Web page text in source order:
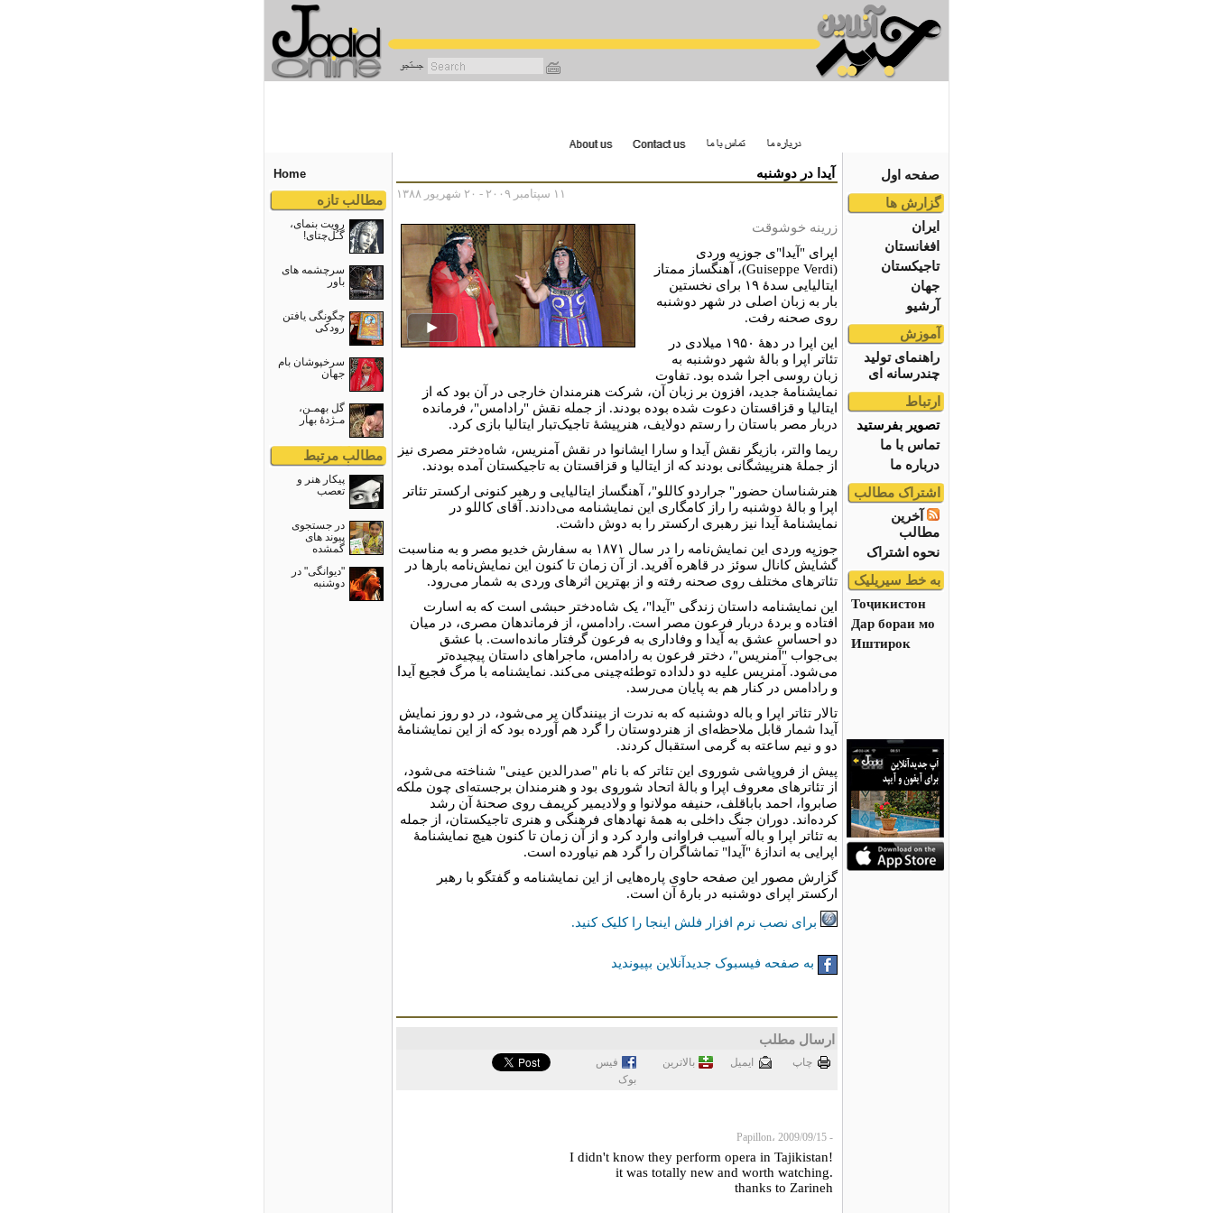
صفحه اول
گزارش ها
ایران
افغانستان
تاجیکستان
جهان
آرشیو
آموزش
راهنمای تولید
چندرسانه ای
ارتباط
تصویر بفرستید
تماس با ما
درباره ما
اشتراک مطالب
آخرین
مطالب
نحوه اشتراک
به خط سیریلیک
Тоҷикистон
Дар бораи мо
Иштирок
Home
مطالب تازه
رویت بنمای،
گـُل‌چتای!
سرچشمه های
باور
چگونگی یافتن
رودکی
سرخپوشان بام
جهان
گل بهمـن،
مـژدۀ بهار
مطالب مرتبط
پیکار هنر و
تعصب
در جستجوی
پيوند های
گمشده
"دیوانگی" در
دوشنبه
آیدا در دوشنبه
۱۱ سپتامبر ۲۰۰۹ - ۲۰ شهریور ۱۳۸۸
زرینه خوشوقت
اپرای "آیدا"ی جوزپه وردی
(Guiseppe Verdi)، آهنگساز ممتاز
ایتالیایی سدۀ ۱۹ برای نخستین
بار به زبان اصلی در شهر دوشنبه
روی صحنه رفت.
این اپرا در دهۀ ۱۹۵۰ میلادی در
تئاتر اپرا و بالۀ شهر دوشنبه به
زبان روسی اجرا شده بود. تفاوت
نمایشنامۀ جدید، افزون بر زبان آن، شرکت هنرمندان خارجی در آن بود که از
ایتالیا و قزاقستان دعوت شده بوده بودند. از جمله نقش "رادامس"، فرمانده
دربار مصر باستان را رستم دولایف، هنرپیشۀ تاجیک‌تبار ایتالیا بازی ‌کرد.
ریما والتر، بازیگر نقش آیدا و سارا ایشانوا در نقش آمنریس، شاه‌دختر مصری نیز
از جملۀ هنرپیشگانی بودند که از ایتالیا و قزاقستان به تاجیکستان آمده بودند.
هنرشناسان حضور" جراردو کاللو"، آهنگساز ایتالیایی و رهبر کنونی ارکستر تئاتر
اپرا و بالۀ دوشنبه را راز کامگاری این نمایشنامه می‌دادند. آقای کاللو در
نمایشنامۀ آیدا نیز رهبری ارکستر را به دوش داشت.
جوزپه وردی این نمایش‌نامه را در سال ۱۸۷۱ به سفارش خديو مصر و به مناسبت
گشایش کانال سوئز در قاهره آفرید. از آن زمان تا کنون این نمایش‌نامه بارها در
تئاترهای مختلف روی صحنه رفته و از بهترین اثرهای وردی به شمار می‌رود.
این نمایشنامه داستان زندگی "آیدا"، یک شاه‌دختر حبشی است که به اسارت
افتاده و بردۀ دربار فرعون مصر است. رادامس، از فرماندهان مصری، در میان
دو احساس عشق به آیدا و وفاداری به فرعون گرفتار مانده‌است. با عشق
بی‌جواب "آمنریس"، دختر فرعون به رادامس، ماجراهای داستان پیچیده‌تر
می‌شود. آمنریس علیه دو دلداده توطئه‌چینی می‌کند. نمایشنامه با مرگ فجیع آیدا
و رادامس در کنار هم به پایان می‌رسد.
تالار تئاتر اپرا و باله دوشنبه که به ندرت از بینندگان پر می‌شود، در دو روز نمایش
آیدا شمار قابل ملاحظه‌ای از هنردوستان را گرد هم آورده بود که از این نمایشنامۀ
دو و نیم ساعته به گرمی استقبال کردند.
پیش از فروپاشی شوروی این تئاتر که با نام "صدرالدین عینی" شناخته می‌شود،
از تئاترهای معروف اپرا و بالۀ اتحاد شوروی بود و هنرمندان برجسته‌ای چون ملکه
صابروا، احمد باباقلف، حنیفه مولانوا و ولادیمیر کریمف روی صحنۀ آن رشد
کرده‌اند. دوران جنگ داخلی به همۀ نهادهای فرهنگی و هنری تاجیکستان، از جمله
به تئاتر اپرا و باله آسیب فراوانی وارد کرد و از آن زمان تا کنون هیچ نمایشنامۀ
اپرایی به اندازۀ "آیدا" تماشاگران را گرد هم نیاورده است.
گزارش مصور این صفحه حاوی پاره‌هایی از این نمایشنامه و گفتگو با رهبر
ارکستر اپرای دوشنبه در بارۀ آن است.
برای نصب نرم افزار فلش اینجا را کلیک کنيد.
به صفحه فیسبوک جدیدآنلاین بپیوندید
ارسال مطلب
چاپ ايميل بالاترین
فيس
بوک
- Papillon، 2009/09/15
!I didn't know they perform opera in Tajikistan
.it was totally new and worth watching
thanks to Zarineh